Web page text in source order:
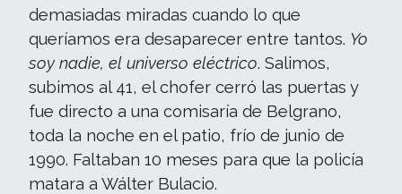
demasiadas miradas cuando lo que
queríamos era desaparecer entre tantos. Yo
soy nadie, el universo eléctrico. Salimos,
subimos al 41, el chofer cerró las puertas y
fue directo a una comisaría de Belgrano,
toda la noche en el patio, frío de junio de
1990. Faltaban 10 meses para que la policía
matara a Wálter Bulacio.